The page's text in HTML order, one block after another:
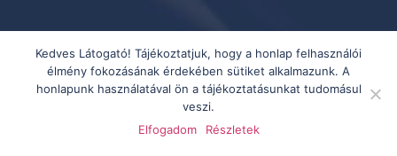
Kedves Látogató! Tájékoztatjuk, hogy a honlap felhasználói
élmény fokozásának érdekében sütiket alkalmazunk. A
honlapunk használatával ön a tájékoztatásunkat tudomásul
veszi.
Elfogadom
Részletek